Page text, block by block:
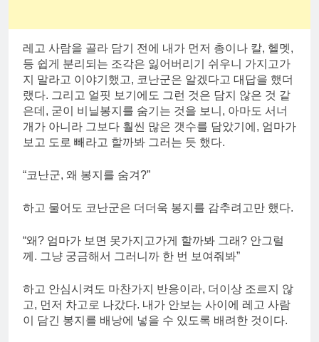
레고 사람을 골라 담기 전에 내가 먼저 총이나 칼, 헬멧,
등 쉽게 분리되는 조각은 잃어버리기 쉬우니 가지고가
지 말라고 이야기했고, 코난군은 알겠다고 대답을 했더
랬다. 그리고 얼핏 보기에도 그런 것은 담지 않은 것 같
은데, 굳이 비닐봉지를 숨기는 것을 보니, 아마도 서너
개가 아니라 그보다 훨씬 많은 갯수를 담았기에, 엄마가
보고 도로 빼라고 할까봐 그러는 듯 했다.
“코난군, 왜 봉지를 숨겨?”
하고 물어도 코난군은 더더욱 봉지를 감추려고만 했다.
“왜? 엄마가 보면 못가지고가게 할까봐 그래? 안그럴
께. 그냥 궁금해서 그러니까 한 번 보여줘봐”
하고 안심시켜도 마찬가지 반응이라, 더이상 조르지 않
고, 먼저 차고로 나갔다. 내가 안보는 사이에 레고 사람
이 담긴 봉지를 배낭에 넣을 수 있도록 배려한 것이다.